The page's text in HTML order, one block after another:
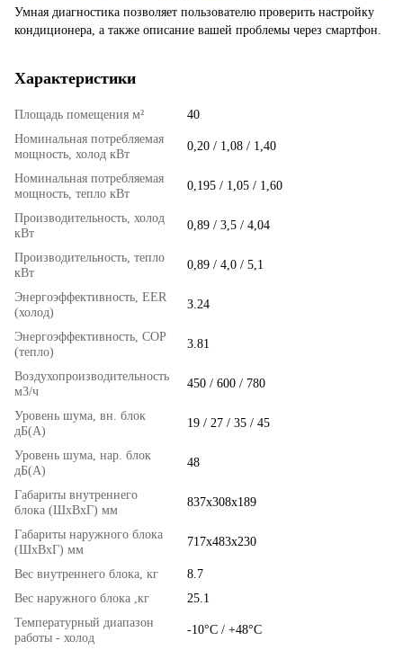
Умная диагностика позволяет пользователю проверить настройку
кондиционера, а также описание вашей проблемы через смартфон.
Характеристики
Площадь помещения м²
40
Номинальная потребляемая
мощность, холод кВт
0,20 / 1,08 / 1,40
Номинальная потребляемая
мощность, тепло кВт
0,195 / 1,05 / 1,60
Производительность, холод
кВт
0,89 / 3,5 / 4,04
Производительность, тепло
кВт
0,89 / 4,0 / 5,1
Энергоэффективность, EER
(холод)
3.24
Энергоэффективность, COP
(тепло)
3.81
Воздухопроизводительность
м3/ч
450 / 600 / 780
Уровень шума, вн. блок
дБ(А)
19 / 27 / 35 / 45
Уровень шума, нар. блок
дБ(А)
48
Габариты внутреннего
блока (ШхВхГ) мм
837x308x189
Габариты наружного блока
(ШхВхГ) мм
717x483x230
Вес внутреннего блока, кг
8.7
Вес наружного блока ,кг
25.1
Температурный диапазон
работы - холод
-10°С / +48°С